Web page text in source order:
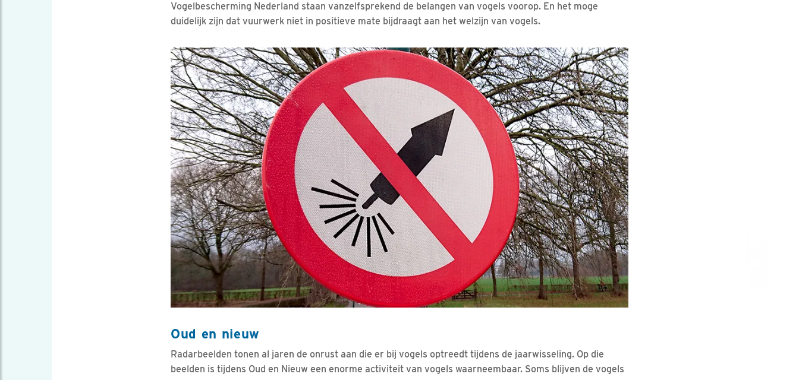
Vogelbescherming Nederland staan vanzelfsprekend de belangen van vogels voorop. En het moge
duidelijk zijn dat vuurwerk niet in positieve mate bijdraagt aan het welzijn van vogels.
Oud en nieuw
Radarbeelden tonen al jaren de onrust aan die er bij vogels optreedt tijdens de jaarwisseling. Op die
beelden is tijdens Oud en Nieuw een enorme activiteit van vogels waarneembaar. Soms blijven de vogels